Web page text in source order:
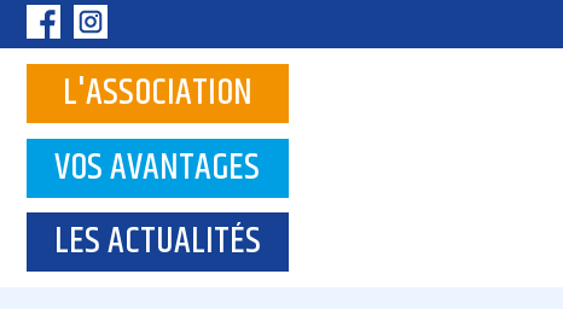
L'ASSOCIATION
VOS AVANTAGES
LES ACTUALITÉS
Panneau de gestion des cookies